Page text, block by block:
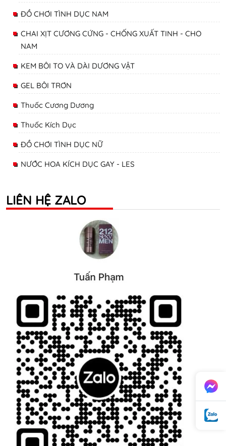
ĐỒ CHƠI TÌNH DỤC NAM
CHAI XỊT CƯƠNG CỨNG - CHỐNG XUẤT TINH - CHO
NAM
KEM BÔI TO VÀ DÀI DƯƠNG VẬT
GEL BÔI TRƠN
Thuốc Cương Dương
Thuốc Kích Dục
ĐỒ CHƠI TÌNH DỤC NỮ
NƯỚC HOA KÍCH DỤC GAY - LES
LIÊN HỆ ZALO